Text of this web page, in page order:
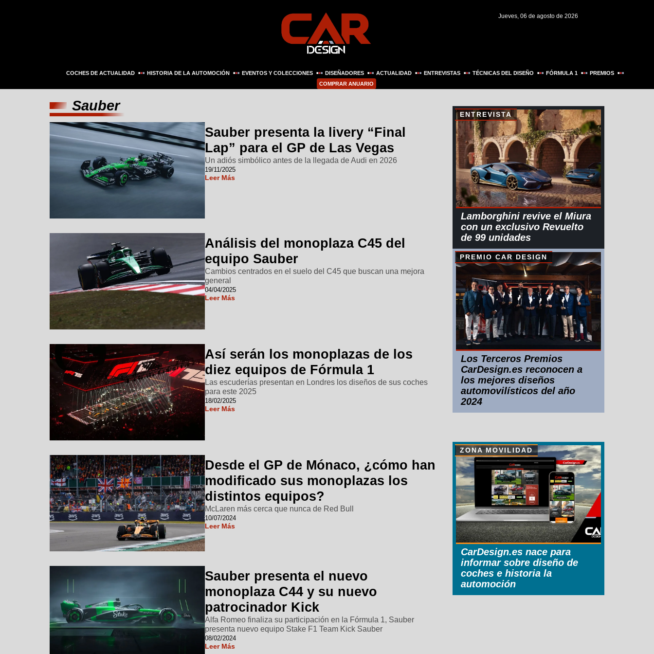
Jueves, 06 de agosto de 2026
COCHES DE ACTUALIDAD HISTORIA DE LA AUTOMOCIÓN EVENTOS Y COLECCIONES DISEÑADORES ACTUALIDAD ENTREVISTAS TÉCNICAS DEL DISEÑO FÓRMULA 1
PREMIOS
COMPRAR ANUARIO
Sauber
Sauber presenta la livery “Final
Lap” para el GP de Las Vegas
Un adiós simbólico antes de la llegada de Audi en 2026
19/11/2025
Leer Más
Análisis del monoplaza C45 del
equipo Sauber
Cambios centrados en el suelo del C45 que buscan una mejora
general
04/04/2025
Leer Más
Así serán los monoplazas de los
diez equipos de Fórmula 1
Las escuderías presentan en Londres los diseños de sus coches
para este 2025
18/02/2025
Leer Más
Desde el GP de Mónaco, ¿cómo han
modificado sus monoplazas los
distintos equipos?
McLaren más cerca que nunca de Red Bull
10/07/2024
Leer Más
Sauber presenta el nuevo
monoplaza C44 y su nuevo
patrocinador Kick
Alfa Romeo finaliza su participación en la Fórmula 1, Sauber
presenta nuevo equipo Stake F1 Team Kick Sauber
08/02/2024
Leer Más
ENTREVISTA
Lamborghini revive el Miura
con un exclusivo Revuelto
de 99 unidades
PREMIO CAR DESIGN
Los Terceros Premios
CarDesign.es reconocen a
los mejores diseños
automovilísticos del año
2024
ZONA MOVILIDAD
CarDesign.es nace para
informar sobre diseño de
coches e historia la
automoción